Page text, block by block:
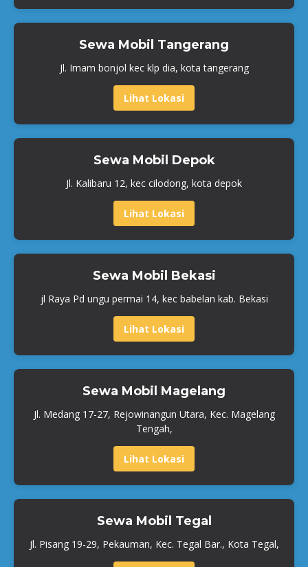
Sewa Mobil Tangerang
Jl. Imam bonjol kec klp dia, kota tangerang
Lihat Lokasi
Sewa Mobil Depok
Jl. Kalibaru 12, kec cilodong, kota depok
Lihat Lokasi
Sewa Mobil Bekasi
jl Raya Pd ungu permai 14, kec babelan kab. Bekasi
Lihat Lokasi
Sewa Mobil Magelang
Jl. Medang 17-27, Rejowinangun Utara, Kec. Magelang
Tengah,
Lihat Lokasi
Sewa Mobil Tegal
Jl. Pisang 19-29, Pekauman, Kec. Tegal Bar., Kota Tegal,